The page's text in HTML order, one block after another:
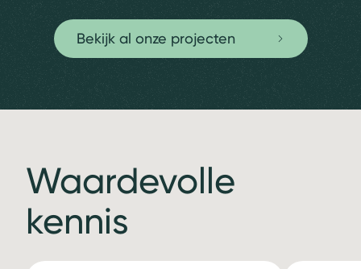
Bekijk al onze projecten
Waardevolle
kennis